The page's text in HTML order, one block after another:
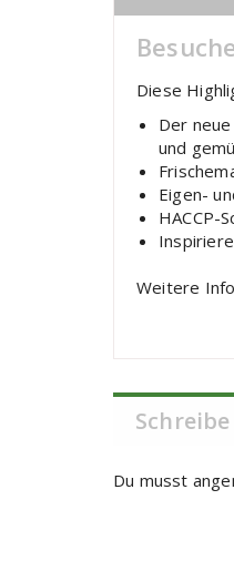
Diese
Der
und
Eigen-
HACCP-
Weitere
Du musst